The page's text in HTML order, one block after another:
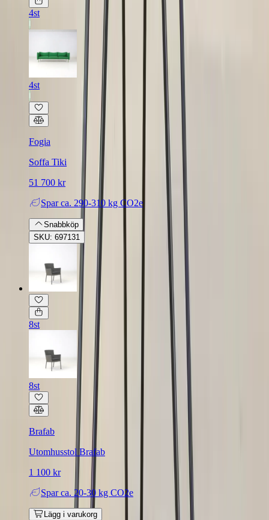
4st
4st
Fogia
Soffa Tiki
51 700 kr
Spar ca. 290-310 kg CO2e
Snabbköp
SKU: 697131
8st
8st
Brafab
Utomhusstol Brafab
1 100 kr
Spar ca. 20-30 kg CO2e
Lägg i varukorg